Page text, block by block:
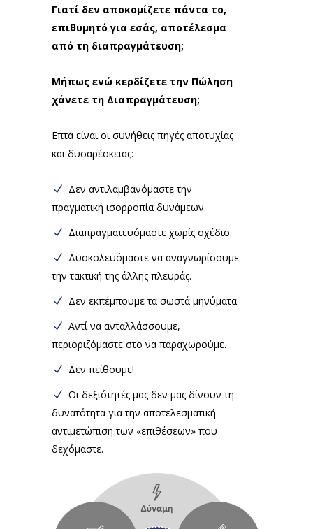
Γιατί δεν αποκομίζετε πάντα το,
επιθυμητό για εσάς, αποτέλεσμα
από τη διαπραγμάτευση;
Μήπως ενώ κερδίζετε την Πώληση
χάνετε τη Διαπραγμάτευση;
Επτά είναι οι συνήθεις πηγές αποτυχίας
και δυσαρέσκειας:
Δεν αντιλαμβανόμαστε την
πραγματική ισορροπία δυνάμεων.
Διαπραγματευόμαστε χωρίς σχέδιο.
Δυσκολευόμαστε να αναγνωρίσουμε
την τακτική της άλλης πλευράς.
Δεν εκπέμπουμε τα σωστά μηνύματα.
Αντί να ανταλλάσσουμε,
περιοριζόμαστε στο να παραχωρούμε.
Δεν πείθουμε!
Οι δεξιότητές μας δεν μας δίνουν τη
δυνατότητα για την αποτελεσματική
αντιμετώπιση των «επιθέσεων» που
δεχόμαστε.